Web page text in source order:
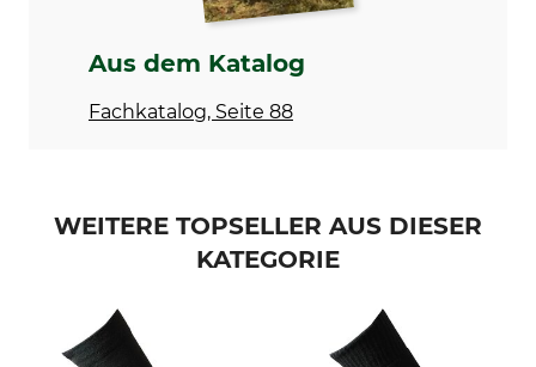
Handwäsche
Nicht bleichen
Trocknen
Bügeln
Nicht trockenreinigen
Damen
Herren
Herstellung
Made in Italy
Aus dem Katalog
Fachkatalog, Seite 88
WEITERE TOPSELLER AUS DIESER
KATEGORIE